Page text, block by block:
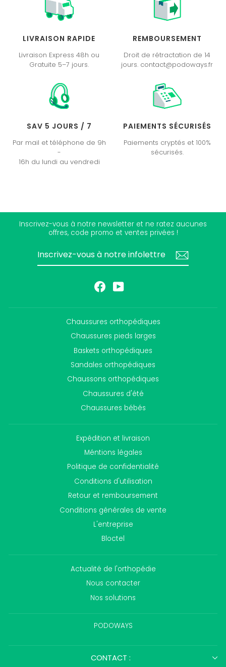
LIVRAISON RAPIDE
Livraison Express 48h ou
Gratuite 5–7 jours.
REMBOURSEMENT
Droit de rétractation de 14
jours. contact@podoways.fr
SAV 5 JOURS / 7
Par mail et téléphone de 9h
-
16h du lundi au vendredi
PAIEMENTS SÉCURISÉS
Paiements cryptés et 100%
sécurisés.
Inscrivez-vous à notre newsletter et ne ratez aucunes
offres, code promo et ventes privées !
FacebookYouTube
Chaussures orthopédiques
Chaussures pieds larges
Baskets orthopédiques
Sandales orthopédiques
Chaussons orthopédiques
Chaussures d'été
Chaussures bébés
Expédition et livraison
Méntions légales
Politique de confidentialité
Conditions d'utilisation
Retour et remboursement
Conditions générales de vente
L'entreprise
Bloctel
Actualité de l'orthopédie
Nous contacter
Nos solutions
PODOWAYS
CONTACT :